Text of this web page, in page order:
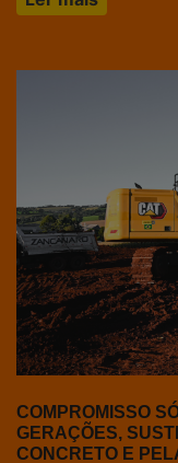
COMPROMISSO
GERAÇÕES,
CONCRETO E